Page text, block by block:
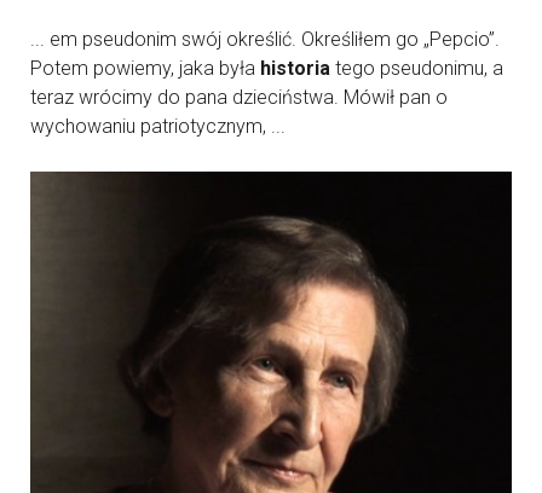
... em pseudonim swój określić. Określiłem go „Pepcio”.
Potem powiemy, jaka była historia tego pseudonimu, a
teraz wrócimy do pana dzieciństwa. Mówił pan o
wychowaniu patriotycznym, ...